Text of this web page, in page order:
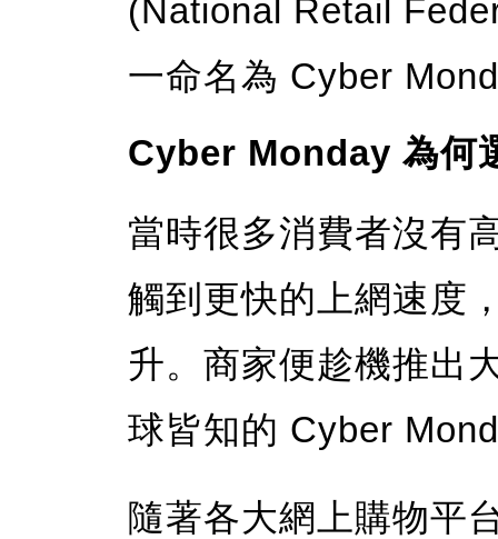
(National Retail
一命名為 Cyber
Cyber Monday 為何
當時很多消費者沒有
觸到更快的上網速度
升。商家便趁機推出
球皆知的 Cyber
隨著各大網上購物平